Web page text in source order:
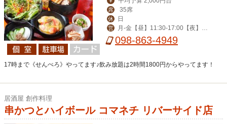
席 35席
休 日
営
月-金【昼】11:30-17:00【夜】17:
00-23:00（金は-翌1:00）/土・祝前 1
098-863-4949
17時まで《せんぺろ》やってます♪飲み放題は2時間1800円からやってます！
居酒屋 創作料理
串かつとハイボール コマネチ リバーサイド店